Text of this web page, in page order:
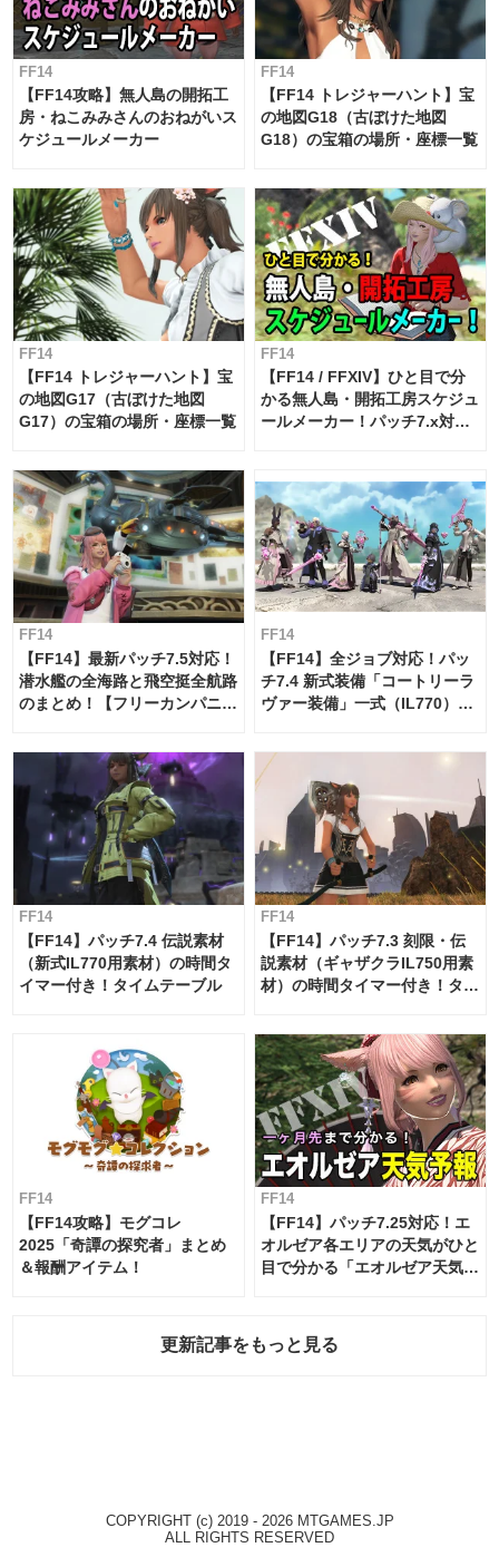
FF14
【FF14攻略】無人島の開拓工
房・ねこみみさんのおねがいス
ケジュールメーカー
FF14
【FF14 トレジャーハント】宝
の地図G18（古ぼけた地図
G18）の宝箱の場所・座標一覧
FF14
【FF14 トレジャーハント】宝
の地図G17（古ぼけた地図
G17）の宝箱の場所・座標一覧
FF14
【FF14 / FFXIV】ひと目で分
かる無人島・開拓工房スケジュ
ールメーカー！パッチ7.x対応
FF14
【FF14】最新パッチ7.5対応！
潜水艦の全海路と飛空挺全航路
のまとめ！【フリーカンパニ
FF14
【FF14】全ジョブ対応！パッ
チ7.4 新式装備「コートリーラ
ヴァー装備」一式（IL770）の
FF14
【FF14】パッチ7.4 伝説素材
（新式IL770用素材）の時間タ
イマー付き！タイムテーブル
FF14
【FF14】パッチ7.3 刻限・伝
説素材（ギャザクラIL750用素
材）の時間タイマー付き！タイ
FF14
【FF14攻略】モグコレ
2025「奇譚の探究者」まとめ
＆報酬アイテム！
FF14
【FF14】パッチ7.25対応！エ
オルゼア各エリアの天気がひと
目で分かる「エオルゼア天気予
更新記事をもっと見る
COPYRIGHT (c) 2019 - 2026 MTGAMES.JP
ALL RIGHTS RESERVED